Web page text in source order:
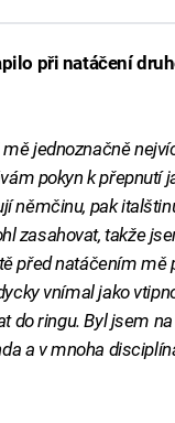
při natáčení
jednoznačně
pokyn k přepnutí
němčinu, pak
zasahovat, takže
před natáčením
vnímal jako
do ringu. Byl jsem
a v mnoha